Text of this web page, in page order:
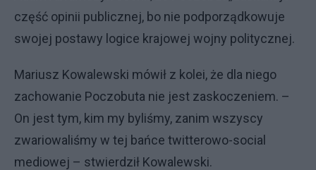
część opinii publicznej, bo nie podporządkowuje
swojej postawy logice krajowej wojny politycznej.
Mariusz Kowalewski mówił z kolei, że dla niego
zachowanie Poczobuta nie jest zaskoczeniem. –
On jest tym, kim my byliśmy, zanim wszyscy
zwariowaliśmy w tej bańce twitterowo-social
mediowej – stwierdził Kowalewski.